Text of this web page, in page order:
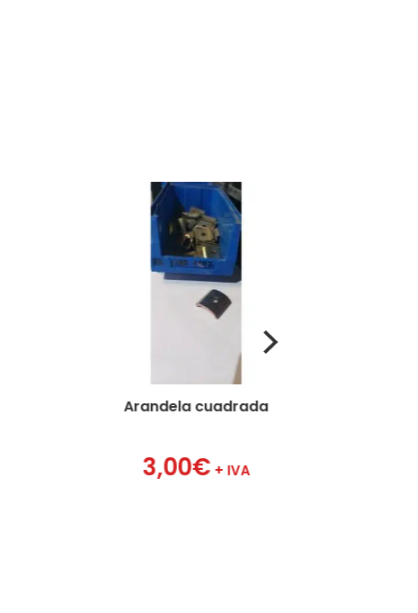
Arandela cuadrada
3,00€ + IVA